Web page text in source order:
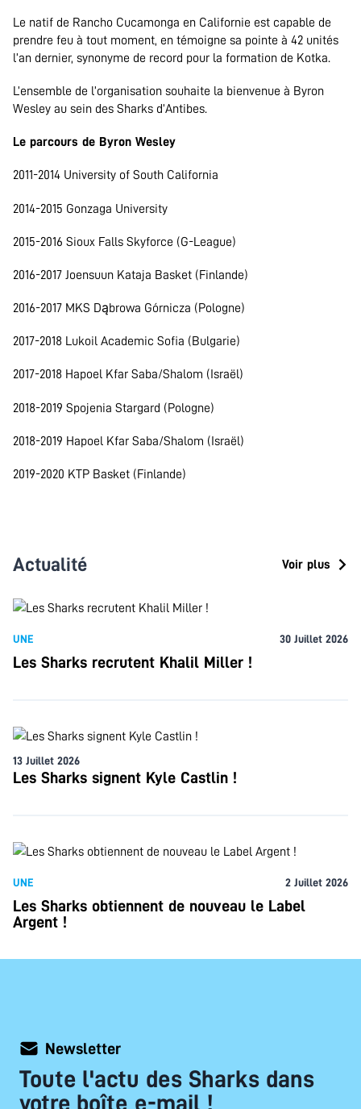
Le natif de Rancho Cucamonga en Californie est capable de
prendre feu à tout moment, en témoigne sa pointe à 42 unités
l’an dernier, synonyme de record pour la formation de Kotka.
L’ensemble de l’organisation souhaite la bienvenue à Byron
Wesley au sein des Sharks d’Antibes.
Le parcours de Byron Wesley
2011-2014 University of South California
2014-2015 Gonzaga University
2015-2016 Sioux Falls Skyforce (G-League)
2016-2017 Joensuun Kataja Basket (Finlande)
2016-2017 MKS Dąbrowa Górnicza (Pologne)
2017-2018 Lukoil Academic Sofia (Bulgarie)
2017-2018 Hapoel Kfar Saba/Shalom (Israël)
2018-2019 Spojenia Stargard (Pologne)
2018-2019 Hapoel Kfar Saba/Shalom (Israël)
2019-2020 KTP Basket (Finlande)
Actualité Voir plus
UNE 30 Juillet 2026
Les Sharks recrutent Khalil Miller !
13 Juillet 2026
Les Sharks signent Kyle Castlin !
UNE 2 Juillet 2026
Les Sharks obtiennent de nouveau le Label
Argent !
Newsletter
Toute l'actu des Sharks dans
votre boîte e-mail !